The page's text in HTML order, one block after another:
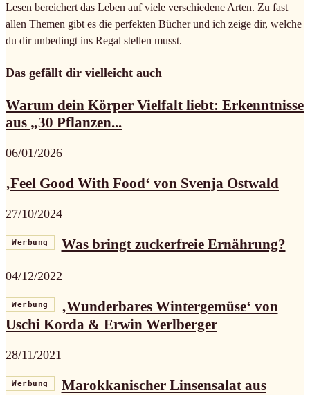
Lesen bereichert das Leben auf viele verschiedene Arten. Zu fast
allen Themen gibt es die perfekten Bücher und ich zeige dir, welche
du dir unbedingt ins Regal stellen musst.
Das gefällt dir vielleicht auch
Warum dein Körper Vielfalt liebt: Erkenntnisse
aus „30 Pflanzen...
06/01/2026
‚Feel Good With Food‘ von Svenja Ostwald
27/10/2024
Werbung Was bringt zuckerfreie Ernährung?
04/12/2022
Werbung
‚Wunderbares Wintergemüse‘ von
Uschi Korda & Erwin Werlberger
28/11/2021
Werbung
Marokkanischer Linsensalat aus